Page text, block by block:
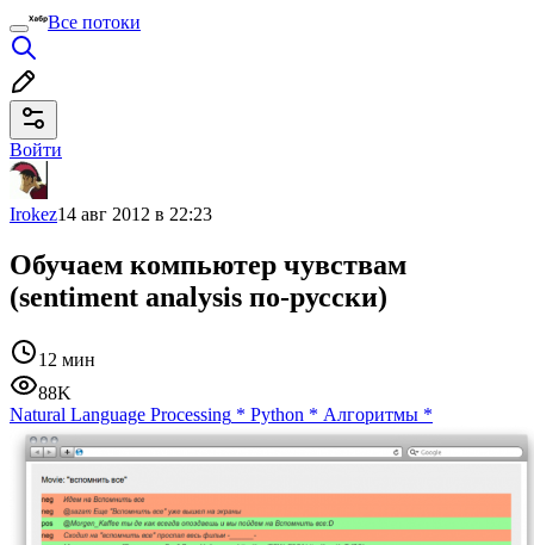
Все потоки
Войти
Irokez14 авг 2012 в 22:23
Обучаем компьютер чувствам
(sentiment analysis по-русски)
12 мин
88K
Natural Language Processing * Python * Алгоритмы *